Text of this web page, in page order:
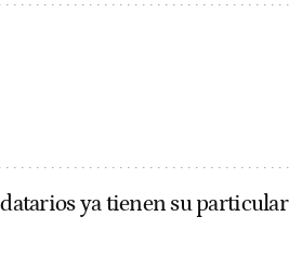
ya tienen su particular